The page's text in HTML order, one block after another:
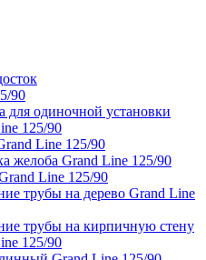
90
для одиночной установки
125/90
Line 125/90
желоба Grand Line 125/90
Line 125/90
трубы на дерево Grand Line
трубы на кирпичную стену
125/90